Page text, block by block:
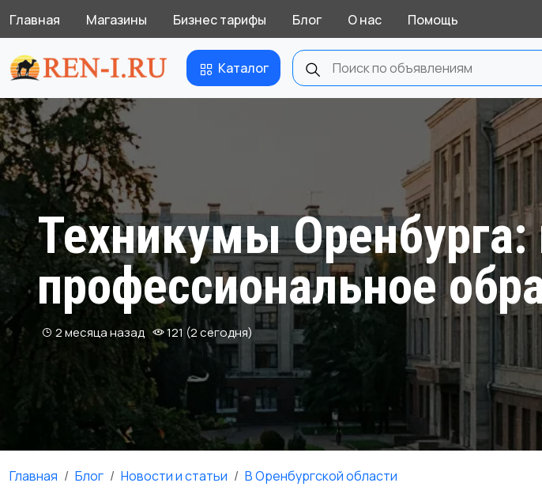
Главная Магазины Бизнес тарифы Блог О нас Помощь
Каталог
Техникумы Оренбурга:
профессиональное
2 месяца назад 121 (2 сегодня)
Главная Блог Новости и статьи В Оренбургской области